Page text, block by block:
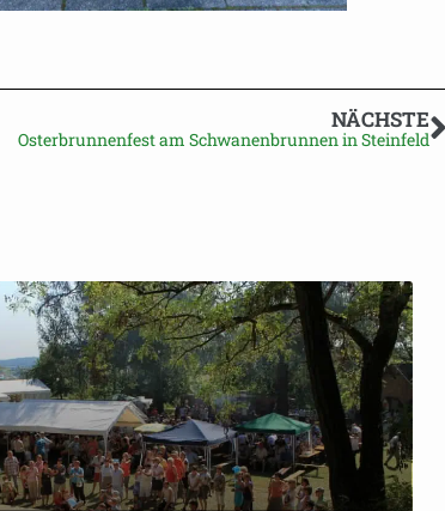
NÄCHSTE
Osterbrunnenfest am Schwanenbrunnen in Steinfeld